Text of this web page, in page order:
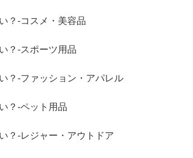
？-コスメ・美容品
？-スポーツ用品
？-ファッション・アパレル
？-ペット用品
？-レジャー・アウトドア